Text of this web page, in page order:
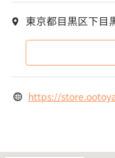
東京都目黒区下目
https://